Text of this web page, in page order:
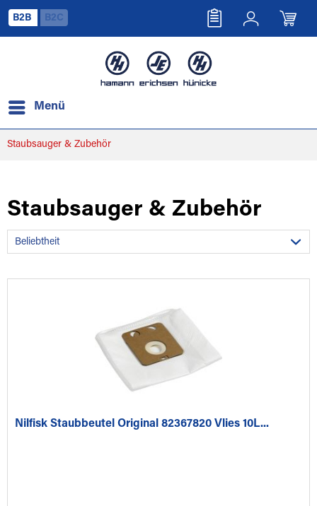
B2B B2C
Menü
Staubsauger & Zubehör
Staubsauger & Zubehör
Nilfisk Staubbeutel Original 82367820 Vlies 10L...